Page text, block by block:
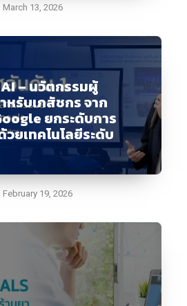
March 13, 2026
– นวัตกรรมผู้
หรับเภสัชกร จาก
ยกระดับการ
ยเทคโนโลยีระดับ
February 19, 2026